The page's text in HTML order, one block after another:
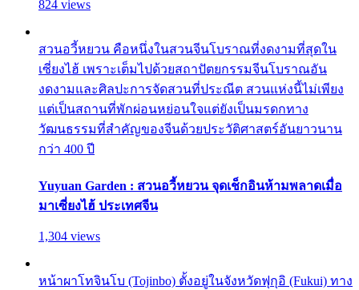
824 views
สวนอวี้หยวน คือหนึ่งในสวนจีนโบราณที่งดงามที่สุดใน
เซี่ยงไฮ้ เพราะเต็มไปด้วยสถาปัตยกรรมจีนโบราณอัน
งดงามและศิลปะการจัดสวนที่ประณีต สวนแห่งนี้ไม่เพียง
แต่เป็นสถานที่พักผ่อนหย่อนใจแต่ยังเป็นมรดกทาง
วัฒนธรรมที่สำคัญของจีนด้วยประวัติศาสตร์อันยาวนาน
กว่า 400 ปี
Yuyuan Garden : สวนอวี้หยวน จุดเช็กอินห้ามพลาดเมื่อ
มาเซี่ยงไฮ้ ประเทศจีน
1,304 views
หน้าผาโทจินโบ (Tojinbo) ตั้งอยู่ในจังหวัดฟุกุอิ (Fukui) ทาง